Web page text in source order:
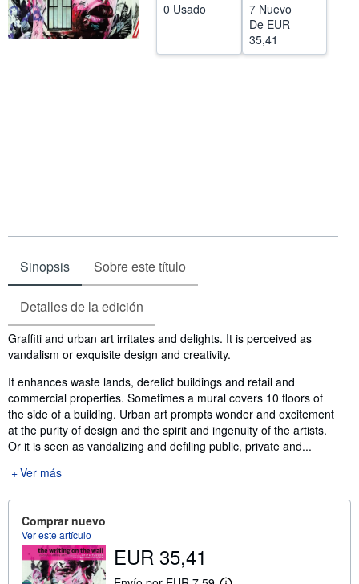
0 Usado
7 Nuevo
De EUR
35,41
Sinopsis Sobre este título
Detalles de la edición
Sinopsis
Graffiti and urban art irritates and delights. It is perceived as
vandalism or exquisite design and creativity.
It enhances waste lands, derelict buildings and retail and
commercial properties. Sometimes a mural covers 10 floors of
the side of a building. Urban art prompts wonder and excitement
at the purity of design and the spirit and ingenuity of the artists.
Or it is seen as vandalizing and defiling public, private and...
Ver más
Comprar nuevo
Ver este artículo
EUR 35,41